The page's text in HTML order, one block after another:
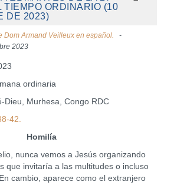
TIEMPO ORDINARIO (10
DE 2023)
Dom Armand Veilleux en español.
2023
ordinaria
Dieu, Murhesa, Congo RDC
42.
Homilía
vemos a Jesús organizando
que invitaría a las multitudes o incluso
cambio, aparece como el extranjero